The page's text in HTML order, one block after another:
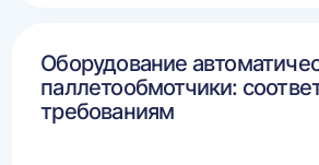
Оборудование
паллетообмотчики:
требованиям